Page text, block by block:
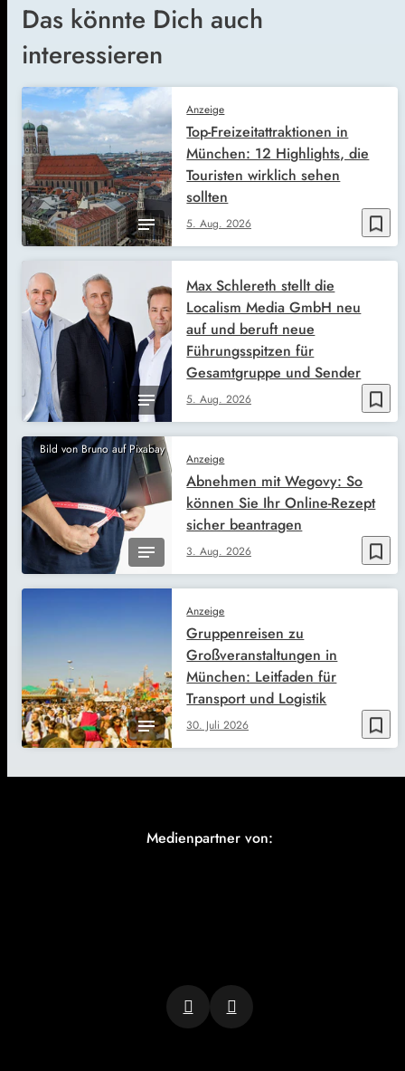
Das könnte Dich auch
interessieren
bookmark_border
Anzeige
5. Aug. 2026
Top-Freizeitattraktionen in
München: 12 Highlights, die
Touristen wirklich sehen
sollten
bookmark_border
5. Aug. 2026
Max Schlereth stellt die
Localism Media GmbH neu
auf und beruft neue
Führungsspitzen für
Gesamtgruppe und Sender
Bild von Bruno auf Pixabay
bookmark_border
Anzeige
3. Aug. 2026
Abnehmen mit Wegovy: So
können Sie Ihr Online-Rezept
sicher beantragen
bookmark_border
Anzeige
30. Juli 2026
Gruppenreisen zu
Großveranstaltungen in
München: Leitfaden für
Transport und Logistik
Medienpartner von: